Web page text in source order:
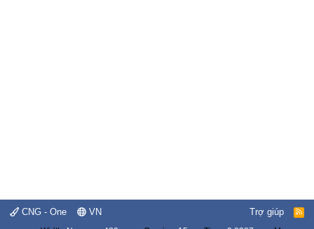
CNG - One VN Trợ giúp
R